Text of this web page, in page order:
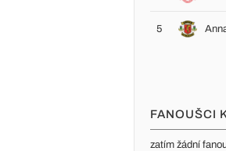
5
FANOUŠCI
zatím žádní